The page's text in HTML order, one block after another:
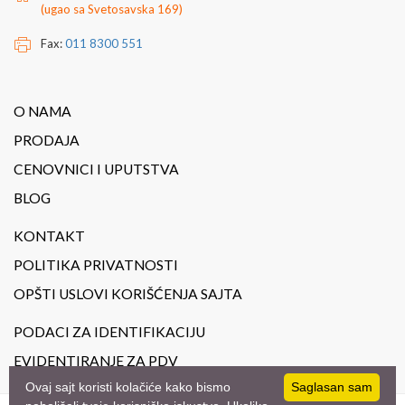
(ugao sa Svetosavska 169)
Fax:011 8300 551
O NAMA
PRODAJA
CENOVNICI I UPUTSTVA
BLOG
KONTAKT
POLITIKA PRIVATNOSTI
OPŠTI USLOVI KORIŠĆENJA SAJTA
PODACI ZA IDENTIFIKACIJU
EVIDENTIRANJE ZA PDV
Saglasan sam
Ovaj sajt koristi kolačiće kako bismo